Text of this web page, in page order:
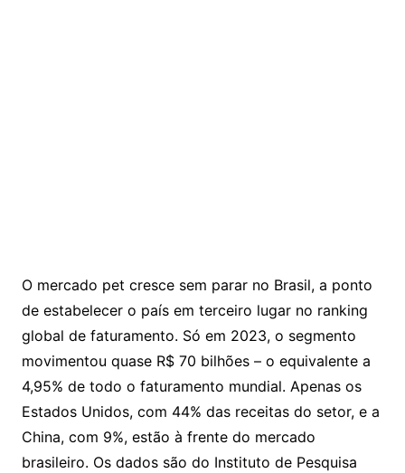
O mercado pet cresce sem parar no Brasil, a ponto
de estabelecer o país em terceiro lugar no ranking
global de faturamento. Só em 2023, o segmento
movimentou quase R$ 70 bilhões – o equivalente a
4,95% de todo o faturamento mundial. Apenas os
Estados Unidos, com 44% das receitas do setor, e a
China, com 9%, estão à frente do mercado
brasileiro. Os dados são do Instituto de Pesquisa